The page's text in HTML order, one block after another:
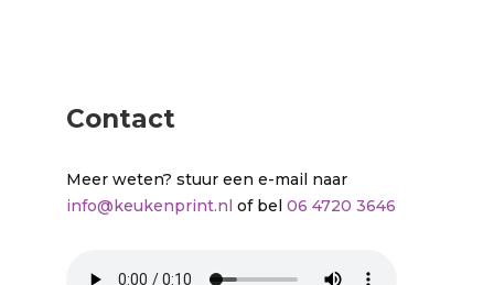
Contact
Meer weten? stuur een e-mail naar
info@keukenprint.nl of bel 06 4720 3646